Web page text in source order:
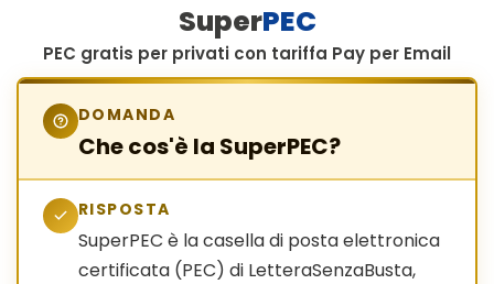
SuperPEC
PEC gratis per privati con tariffa Pay per Email
DOMANDA
Che cos'è la SuperPEC?
RISPOSTA
SuperPEC è la casella di posta elettronica
certificata (PEC) di LetteraSenzaBusta,